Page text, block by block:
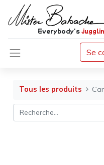
Everybody's
Se
Tous les produits